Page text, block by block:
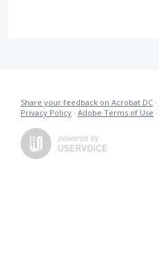
Share your feedback on Acrobat DC ·
Privacy Policy · Adobe Terms of Use ·